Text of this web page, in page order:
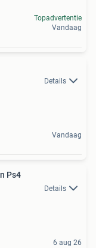
Topadvertentie
Vandaag
Details
Vandaag
Marvel's Spider-Man Ps4
Details
6 aug 26